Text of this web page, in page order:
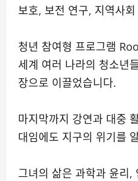
보호, 보전 연구, 지역사
청년 참여형 프로그램
세계 여러 나라의 청소년
장으로 이끌었습니다.
마지막까지 강연과 대중
대임에도 지구의 위기를
그녀의 삶은 과학과 윤리,